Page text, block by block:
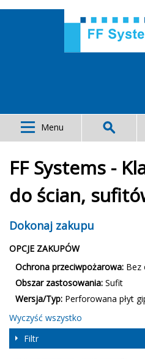
Menu
FF Systems -
do ścian,
Dokonaj zakupu
OPCJE ZAKUPÓW
Ochrona przeciwpożarowa: Bez
Obszar zastosowania: Sufit
Wersja/Typ: Perforowana płyt
Wyczyść wszystko
Filtr